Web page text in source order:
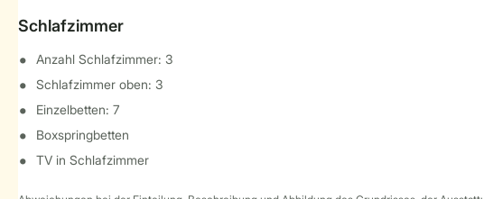
Schlafzimmer
Anzahl Schlafzimmer: 3
Schlafzimmer oben: 3
Einzelbetten: 7
Boxspringbetten
TV in Schlafzimmer